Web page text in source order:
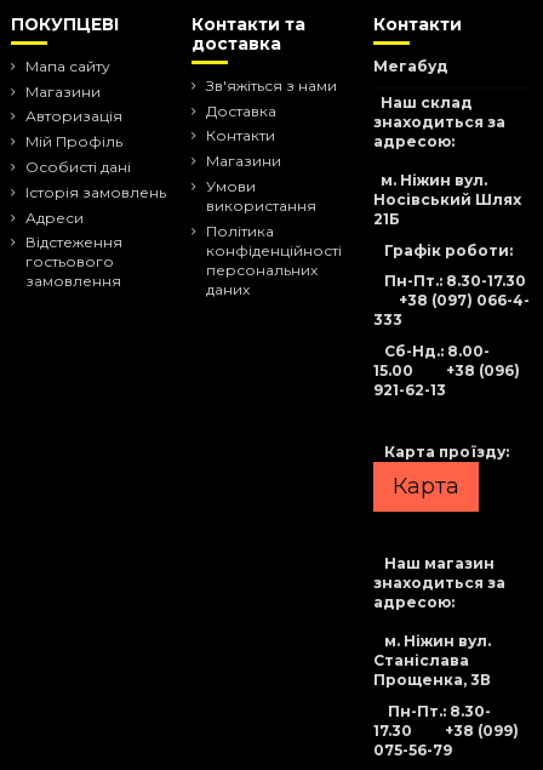
ПОКУПЦЕВІ
Мапа сайту
Магазини
Авторизація
Мій Профіль
Особисті дані
Історія замовлень
Адреси
Відстеження
гостьового
замовлення
Контакти та
доставка
Зв'яжіться з нами
Доставка
Контакти
Магазини
Умови
використання
Політика
конфіденційності
персональних
даних
Контакти
Мегабуд
Наш склад
знаходиться за
адресою:
м. Ніжин вул.
Носівський Шлях
21Б
Графік роботи:
Пн-Пт.: 8.30-17.30
+38 (097) 066-4-
333
Сб-Нд.: 8.00-
15.00 +38 (096)
921-62-13
Карта проїзду:
Карта
Наш магазин
знаходиться за
адресою:
м. Ніжин вул.
Станіслава
Прощенка, 3В
Пн-Пт.: 8.30-
17.30 +38 (099)
075-56-79